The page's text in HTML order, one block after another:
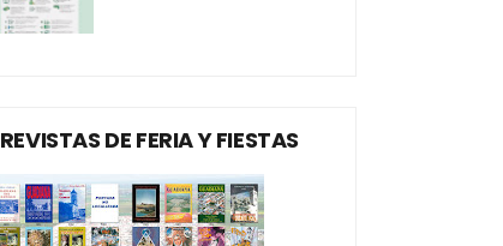
REVISTAS DE FERIA Y FIESTAS